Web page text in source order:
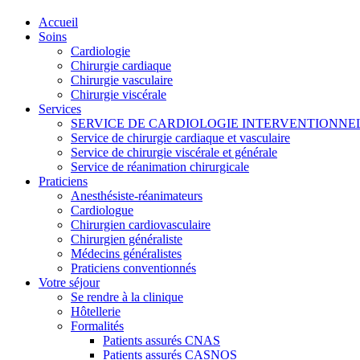
Accueil
Soins
Cardiologie
Chirurgie cardiaque
Chirurgie vasculaire
Chirurgie viscérale
Services
SERVICE DE CARDIOLOGIE
Service de chirurgie cardiaque et vasculaire
Service de chirurgie viscérale et générale
Service de réanimation chirurgicale
Praticiens
Anesthésiste-réanimateurs
Cardiologue
Chirurgien cardiovasculaire
Chirurgien généraliste
Médecins généralistes
Praticiens conventionnés
Votre séjour
Se rendre à la clinique
Hôtellerie
Formalités
Patients assurés CNAS
Patients assurés CASNOS